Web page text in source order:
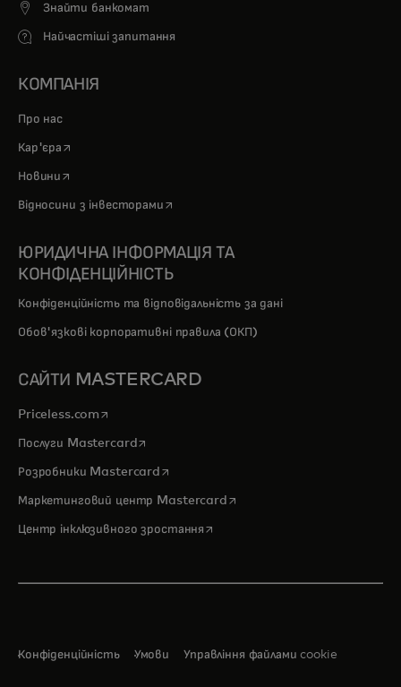
Знайти банкомат
Найчастіші запитання
КОМПАНІЯ
Про нас
Кар'єра opens in a new tab
Новини opens in a new tab
Відносини з інвесторамиopens in a new tab
ЮРИДИЧНА ІНФОРМАЦІЯ ТА
КОНФІДЕНЦІЙНІСТЬ
Конфіденційність та відповідальність за дані
Обов'язкові корпоративні правила (ОКП)
САЙТИ MASTERCARD
Priceless.com opens in a new tab
Послуги Mastercardopens in a new tab
Розробники Mastercard opens in a new tab
Маркетинговий центр Mastercardopens in a new tab
Центр інклюзивного зростання opens in a new tab
Конфіденційність Умови Управління файлами cookie